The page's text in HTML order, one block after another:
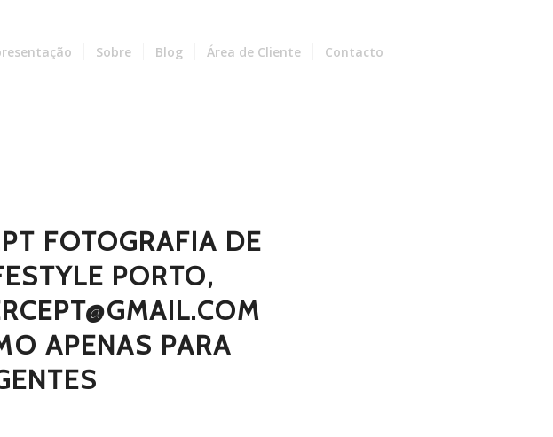
Sobre Blog Área de Cliente Contacto
FOTOGRAFIA DE
PORTO,
APENAS PARA